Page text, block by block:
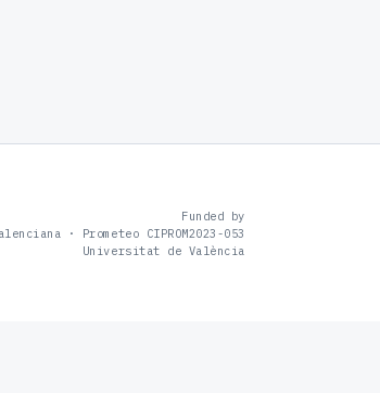
Funded by
· Prometeo CIPROM2023-053
Universitat de València